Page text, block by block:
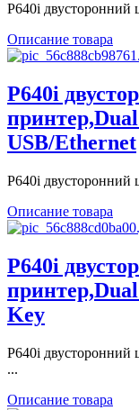
P640i двусторонний
Описание товара
P640i
USB/Ethernet
P640i двусторонний
Описание товара
P640i
Key
P640i двусторонний
...
Описание товара